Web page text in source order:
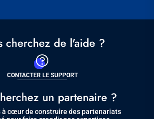
cherchez de l'aide ?
CONTACTER LE SUPPORT
un partenaire ?
à cœur de construire des partenariats